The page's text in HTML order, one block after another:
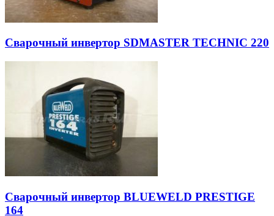
Сварочный инвертор SDMASTER TECHNIC 220
Сварочный инвертор BLUEWELD PRESTIGE
164